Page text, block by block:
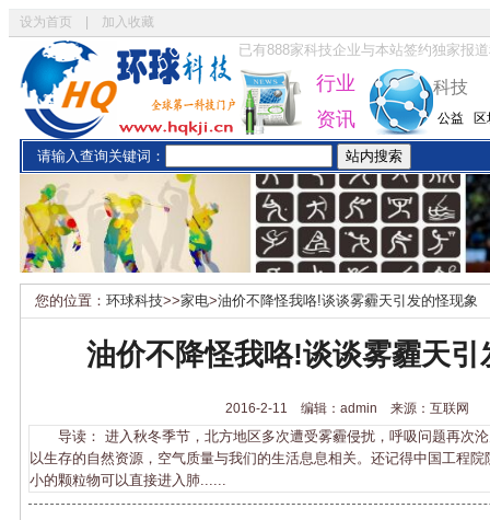
设为首页 加入收藏
已有888家科技企业与本站签约独家报
行业
资讯
科技
公益
请输入查询关键词：
您的位置： 环球科技>>家电>油价不降怪我咯!谈谈雾霾天引发的怪现象
油价不降怪我咯!谈谈雾霾天引
2016-2-11 编辑：admin 来源：互联网
导读： 进入秋冬季节，北方地区多次遭受雾霾侵扰，呼吸问题再次沦
以生存的自然资源，空气质量与我们的生活息息相关。还记得中国工程
小的颗粒物可以直接进入肺......